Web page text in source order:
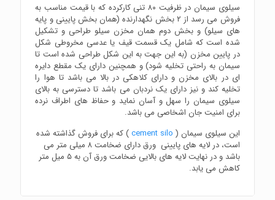
سیلوی سیمان در ظرفیت ۸۰ تنی کارکرده که با قیمت مناسب به
فروش می رسد از ۲ بخش نگهدارنده (همان بخش پایینی و پایه
های سیلو) و بخش دوم همان مخزن سیلو طراحی و تشکیل
شده است که شامل یک قسمت قیف یا عدسی مخروطی شکل
در پایین مخزن (به این جهت به این شکل طراحی شده است تا
سیمان به راحتی تخلیه شود) و همچنین دارای یک مقطع دایره
ای در بالای مخزن و دارای کلاهکی در بالا می باشد تا هوا را
تخلیه کند و نیز دارای یک نردبان می باشد تا دسترسی به بالای
سیلوی سیمان را سهل و آسان نماید و حفاظ های اطراف نرده
برای امنیت جان اشخاصی می باشد.
این سیلوی سیمان ( cement silo) که برای فروش گذاشته شده
است، در لایه های پایینی ورق دارای ضخامت ۸ میلی متر می
باشد و در نهایت لایه های بالایی ضخامت ورق آن به ۵ میل متر
کاهش می یابد.